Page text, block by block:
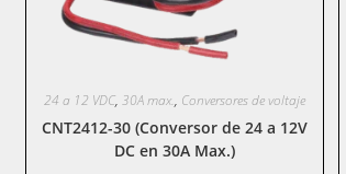
24 a 12 VDC,30A max., Conversores de voltaje
CNT2412-30 (Conversor de 24 a 12V
DC en 30A Max.)